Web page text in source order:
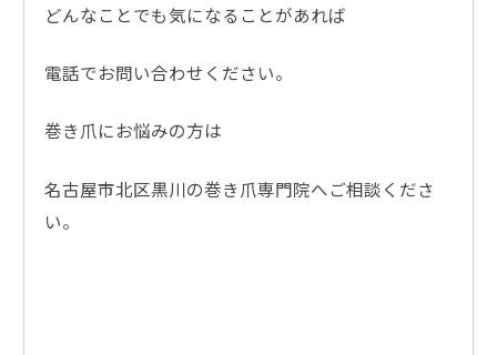
どんなことでも気になることがあれば
電話でお問い合わせください。
巻き爪にお悩みの方は
名古屋市北区黒川の巻き爪専門院へご相談くださ
い。